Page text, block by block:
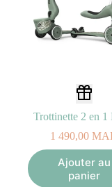
1 490,00
Ajouter au
panier